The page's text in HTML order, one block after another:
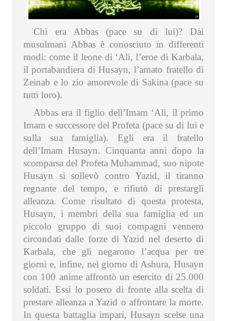
Chi era Abbas (pace su di lui)? Dai
musulmani Abbas è conosciuto in differenti
modi: come il leone di ‘Ali, l’eroe di Karbala,
il portabandiera di Husayn, l’amato fratello di
Zeinab e lo zio amorevole di Sakina (pace su
tutti loro).
Abbas era il figlio dell’Imam ‘Ali, il primo
Imam e successore del Profeta (pace su di lui e
sulla sua famiglia). Egli era il fratello
dell’Imam Husayn. Cinquanta anni dopo la
scomparsa del Profeta Muhammad, suo nipote
Husayn si sollevò contro Yazid, il tiranno
regnante del tempo, e rifiutò di prestargli
alleanza. Come risultato di questa protesta,
Husayn, i membri della sua famiglia ed un
piccolo gruppo di suoi compagni vennero
circondati dalle forze di Yazid nel deserto di
Karbala, che gli negarono l’acqua per tre
giorni e, infine, nel giorno di Ashura, Husayn
con 100 anime affrontò un esercito di 25.000
soldati. Essi lo posero di fronte alla scelta di
prestare alleanza a Yazid o affrontare la morte.
In questa battaglia impari, Husayn scelse una